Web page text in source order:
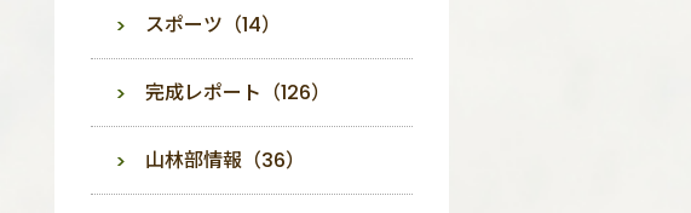
スポーツ（14）
完成レポート（126）
山林部情報（36）